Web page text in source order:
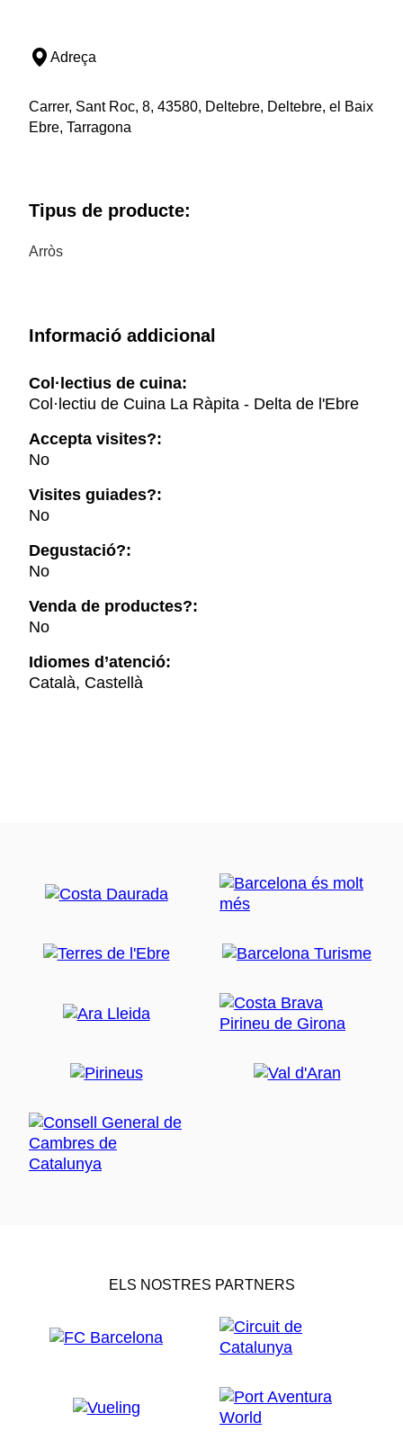
Adreça
Carrer, Sant Roc, 8, 43580, Deltebre, Deltebre, el Baix
Ebre, Tarragona
Tipus de producte:
Arròs
Informació addicional
Col·lectius de cuina:
Col·lectiu de Cuina La Ràpita - Delta de l'Ebre
Accepta visites?:
No
Visites guiades?:
No
Degustació?:
No
Venda de productes?:
No
Idiomes d’atenció:
Català, Castellà
ELS NOSTRES PARTNERS